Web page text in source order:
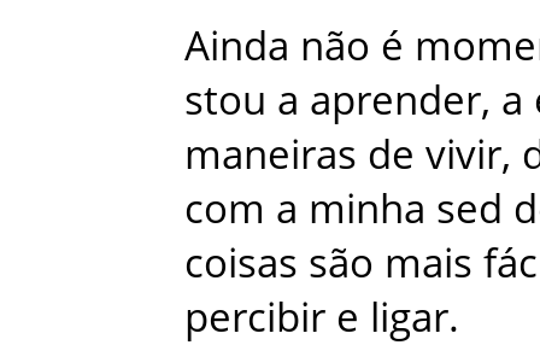
Ainda não é
stou a aprender, a
maneiras de vivir,
com a minha sed
coisas são mais
percibir e ligar.